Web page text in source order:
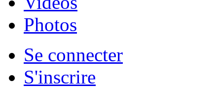
Photos
Se connecter
S'inscrire